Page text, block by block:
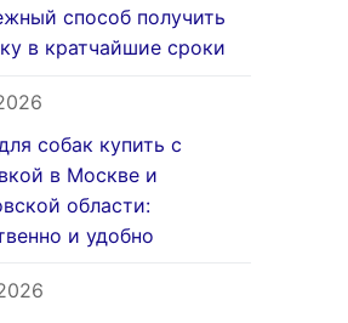
способ получить
в кратчайшие сроки
собак купить с
в Москве и
области:
и удобно